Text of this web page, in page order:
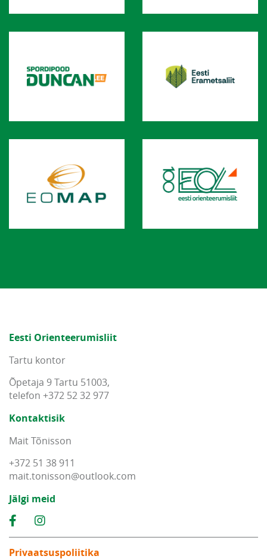
Eesti Orienteerumisliit
Tartu kontor
Õpetaja 9 Tartu 51003,
telefon +372 52 32 977
Kontaktisik
Mait Tõnisson
+372 51 38 911
mait.tonisson@outlook.com
Jälgi meid
Privaatsuspoliitika